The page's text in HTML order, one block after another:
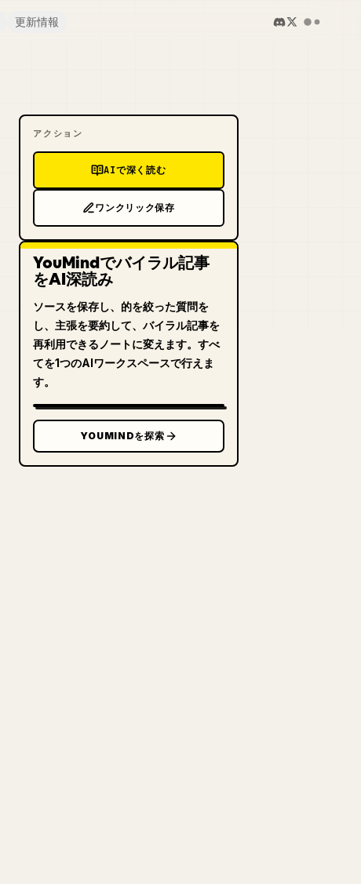
更新情報
アクション
AIで深く読む
ワンクリック保存
YouMindでバイラル記事
をAI深読み
ソースを保存し、的を絞った質問を
し、主張を要約して、バイラル記事を
再利用できるノートに変えます。すべ
てを1つのAIワークスペースで行えま
す。
YOUMINDを探索